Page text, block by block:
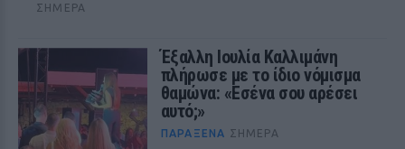
ΣΉΜΕΡΑ
Έξαλλη Ιουλία Καλλιμάνη
πλήρωσε με το ίδιο νόμισμα
θαμώνα: «Εσένα σου αρέσει
αυτό;»
ΠΑΡΆΞΕΝΑ ΣΉΜΕΡΑ